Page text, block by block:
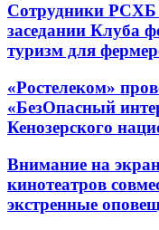
Сотрудники РСХБ
заседании Клуба
туризм для
«Ростелеком»
«БезОпасный
Кенозерского
Внимание на
кинотеатров
экстренные